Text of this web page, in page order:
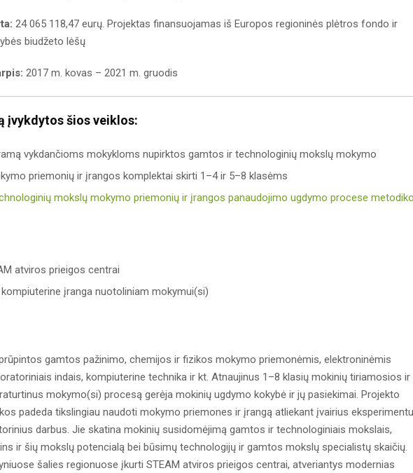
24 065 118,47 eurų. Projektas finansuojamas iš Europos regioninės plėtros fondo ir
biudžeto lėšų
2017 m. kovas – 2021 m. gruodis
įvykdytos šios veiklos:
vykdančioms mokykloms nupirktos gamtos ir technologinių mokslų mokymo
priemonių ir įrangos komplektai skirti 1–4 ir 5–8 klasėms
mokslų mokymo priemonių ir įrangos panaudojimo ugdymo procese
atviros prieigos centrai
įranga nuotoliniam mokymui(si)
gamtos pažinimo, chemijos ir fizikos mokymo priemonėmis, elektroninėmis
indais, kompiuterine technika ir kt. Atnaujinus 1–8 klasių mokinių tiriamosios ir
mokymo(si) procesą gerėja mokinių ugdymo kokybė ir jų pasiekimai. Projekto
padeda tikslingiau naudoti mokymo priemones ir įrangą atliekant įvairius
darbus. Jie skatina mokinių susidomėjimą gamtos ir technologiniais mokslais,
ir šių mokslų potencialą bei būsimų technologijų ir gamtos mokslų specialistų skaičių.
šalies regionuose įkurti STEAM atviros prieigos centrai, atveriantys modernias